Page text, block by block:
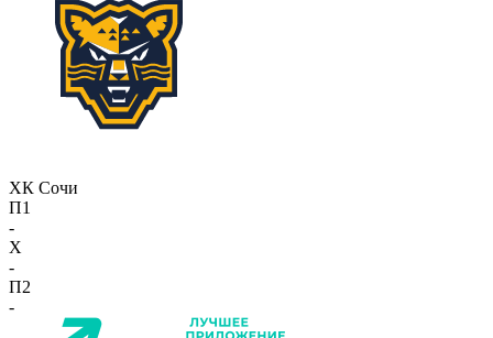
ХК Сочи
П1
-
X
-
П2
-